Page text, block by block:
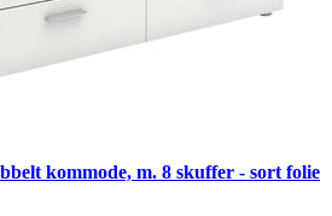
kommode, m. 8 skuffer - sort folie